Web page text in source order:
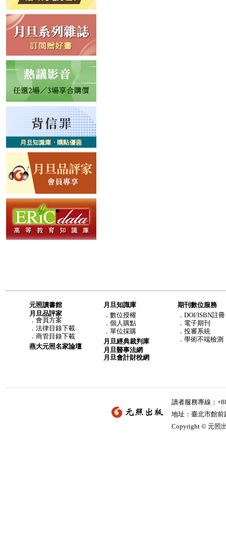
元照讀書館
月旦品評家
． 會員方案
． 法律目錄下載
． 商管目錄下載
燕大元照名家論壇
月旦知識庫
． 數位授權
． 個人購點
． 單位採購
月旦經典裁判庫
月旦醫事法網
月旦會計財稅網
期刊數位服務
．DOI/ISBN註冊
．電子期刊
．投審系統
．學術不端檢測
讀者服務專線：
地址：臺北市館
Copyright © 元照